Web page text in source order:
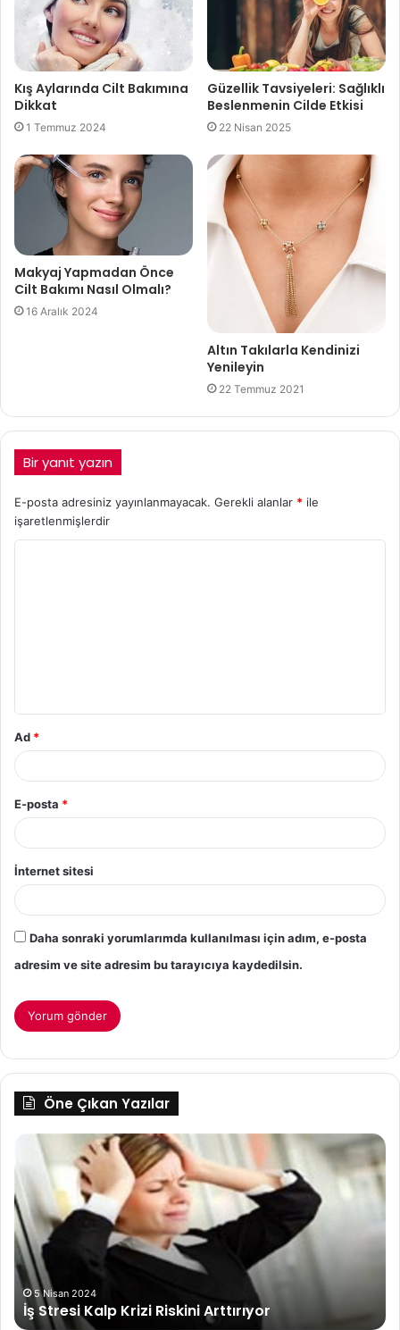
Kış Aylarında Cilt Bakımına
Dikkat
1 Temmuz 2024
Güzellik Tavsiyeleri: Sağlıklı
Beslenmenin Cilde Etkisi
22 Nisan 2025
Makyaj Yapmadan Önce
Cilt Bakımı Nasıl Olmalı?
16 Aralık 2024
Altın Takılarla Kendinizi
Yenileyin
22 Temmuz 2021
Bir yanıt yazın
E-posta adresiniz yayınlanmayacak. Gerekli alanlar * ile
işaretlenmişlerdir
Ad *
E-posta *
İnternet sitesi
Daha sonraki yorumlarımda kullanılması için adım, e-posta
adresim ve site adresim bu tarayıcıya kaydedilsin.
Öne Çıkan Yazılar
Stresi
Krizi
Riskini
Arttırıyor
5 Nisan 2024
İş Stresi Kalp Krizi Riskini Arttırıyor